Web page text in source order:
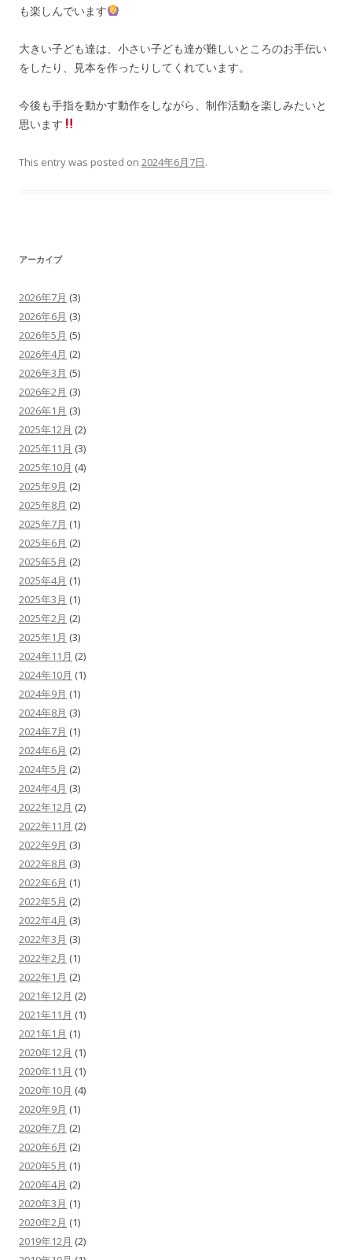
も楽しんでいます
大きい子ども達は、小さい子ども達が難しいところのお手伝い
をしたり、見本を作ったりしてくれています。
今後も手指を動かす動作をしながら、制作活動を楽しみたいと
思います
This entry was posted on 2024年6月7日.
アーカイブ
2026年7月 (3)
2026年6月 (3)
2026年5月 (5)
2026年4月 (2)
2026年3月 (5)
2026年2月 (3)
2026年1月 (3)
2025年12月 (2)
2025年11月 (3)
2025年10月 (4)
2025年9月 (2)
2025年8月 (2)
2025年7月 (1)
2025年6月 (2)
2025年5月 (2)
2025年4月 (1)
2025年3月 (1)
2025年2月 (2)
2025年1月 (3)
2024年11月 (2)
2024年10月 (1)
2024年9月 (1)
2024年8月 (3)
2024年7月 (1)
2024年6月 (2)
2024年5月 (2)
2024年4月 (3)
2022年12月 (2)
2022年11月 (2)
2022年9月 (3)
2022年8月 (3)
2022年6月 (1)
2022年5月 (2)
2022年4月 (3)
2022年3月 (3)
2022年2月 (1)
2022年1月 (2)
2021年12月 (2)
2021年11月 (1)
2021年1月 (1)
2020年12月 (1)
2020年11月 (1)
2020年10月 (4)
2020年9月 (1)
2020年7月 (2)
2020年6月 (2)
2020年5月 (1)
2020年4月 (2)
2020年3月 (1)
2020年2月 (1)
2019年12月 (2)